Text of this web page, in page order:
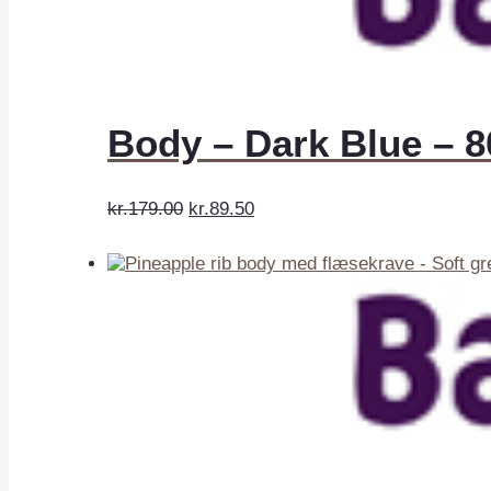
Body – Dark Blue –
kr.179.00 kr.89.50